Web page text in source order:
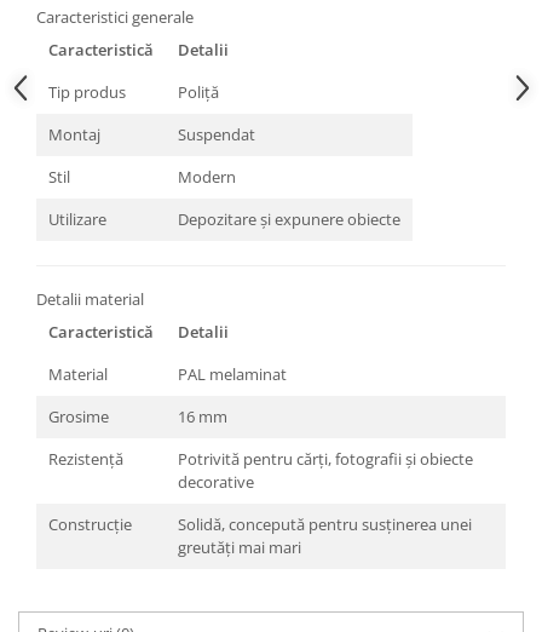
Caracteristici generale
Caracteristică
Detalii
Tip produs
Poliță
Montaj
Suspendat
Stil
Modern
Utilizare
Depozitare și expunere obiecte
Detalii material
Caracteristică
Detalii
Material
PAL melaminat
Grosime
16 mm
Rezistență
Potrivită pentru cărți, fotografii și obiecte
decorative
Construcție
Solidă, concepută pentru susținerea unei
greutăți mai mari